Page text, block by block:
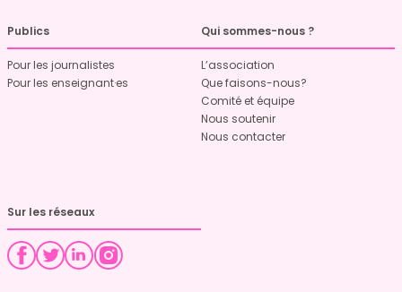
Publics
Pour les journalistes
Pour les enseignant·es
Qui sommes-nous ?
L’association
Que faisons-nous?
Comité et équipe
Nous soutenir
Nous contacter
Sur les réseaux